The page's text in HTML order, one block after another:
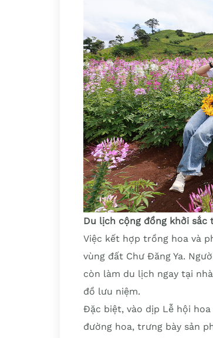
Du lịch cộng đồng khởi sắc
Việc kết hợp trồng hoa và
vùng đất Chư Đăng Ya.
còn làm du lịch ngay tại
đồ lưu niệm.
Đặc biệt, vào dịp Lễ hội
đường hoa, trưng bày sản